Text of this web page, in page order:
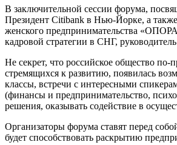
В заключительной сессии форума,
Президент Citibank в Нью-Йорке, а
женского предпринимательства
кадровой стратегии в СНГ,
Не секрет, что российское общество
стремящихся к развитию, появилась
классы, встречи с интересными
(финансы и предпринимательство,
решения, оказывать содействие в
Организаторы форума ставят перед
будет способствовать раскрытию